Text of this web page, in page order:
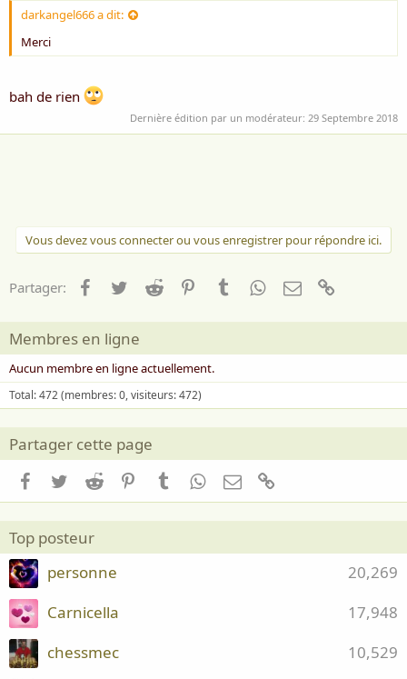
darkangel666 a dit:
Merci
bah de rien
Dernière édition par un modérateur: 29 Septembre 2018
Vous devez vous connecter ou vous enregistrer pour répondre ici.
Partager: Facebook
TwitterReddit PinterestTumblrWhatsApp
Email
Membres en ligne
Aucun membre en ligne actuellement.
Total: 472 (membres: 0, visiteurs: 472)
Partager cette page
Facebook
TwitterReddit PinterestTumblrWhatsApp
Email
Top posteur
20,269
personne
17,948
Carnicella
10,529
chessmec